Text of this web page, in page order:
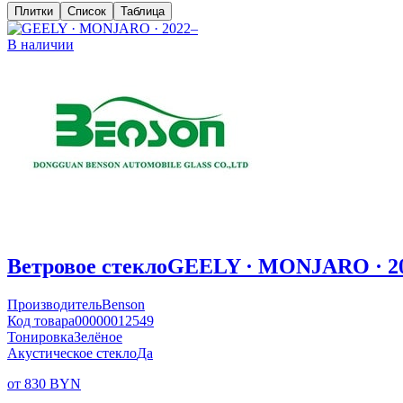
Плитки Список Таблица
В наличии
Ветровое стеклоGEELY · MONJARO ·
ПроизводительBenson
Код товара00000012549
ТонировкаЗелёное
Акустическое стеклоДа
от 830 BYN